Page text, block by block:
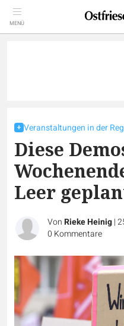
MENÜ
Veranstaltungen in der
Diese
Leer
VonRieke Heinig|
0 Kommentare